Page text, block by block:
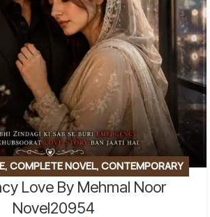
, COMPLETE NOVEL, CONTEMPORARY
FICTION,EMOTIONAL LOVE STORY
,ROMANTIC URDU NOVEL
Love By Mehmal Noor
Novel20954